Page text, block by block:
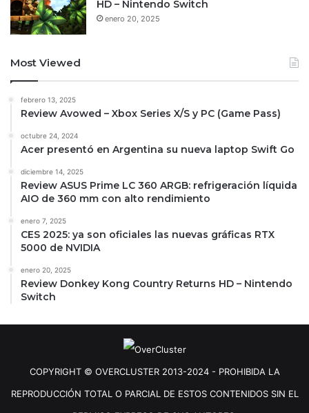
HD – Nintendo Switch
enero 20, 2025
Most Viewed
febrero 13, 2025
Review Avowed – Xbox Series X/S y PC (Game Pass)
octubre 24, 2024
Acer presentó en Argentina su nueva laptop Swift Go
diciembre 14, 2025
Review ASUS Prime LC 360 ARGB: refrigeración líquida
AIO de 360 mm con alto rendimiento
enero 7, 2025
CES 2025: ya son oficiales las nuevas gráficas RTX
5000 de NVIDIA
enero 20, 2025
Review Donkey Kong Country Returns HD – Nintendo
Switch
COPYRIGHT © OVERCLUSTER 2013-2024 - PROHIBIDA LA
REPRODUCCIÓN TOTAL O PARCIAL DE ESTOS CONTENIDOS SIN EL